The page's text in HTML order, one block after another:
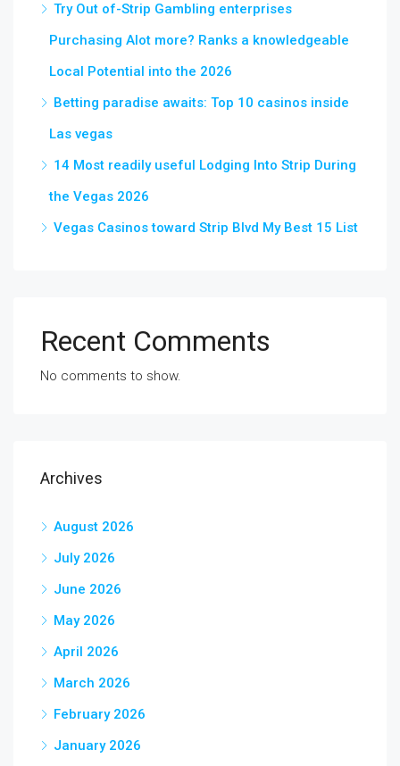
Try Out of-Strip Gambling enterprises
Purchasing Alot more? Ranks a knowledgeable
Local Potential into the 2026
Betting paradise awaits: Top 10 casinos inside
Las vegas
14 Most readily useful Lodging Into Strip During
the Vegas 2026
Vegas Casinos toward Strip Blvd My Best 15 List
Recent Comments
No comments to show.
Archives
August 2026
July 2026
June 2026
May 2026
April 2026
March 2026
February 2026
January 2026